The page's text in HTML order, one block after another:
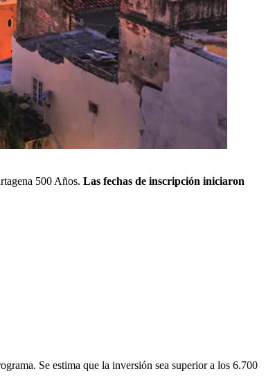
500 Años. Las fechas de inscripción iniciaron
Se estima que la inversión sea superior a los 6.700